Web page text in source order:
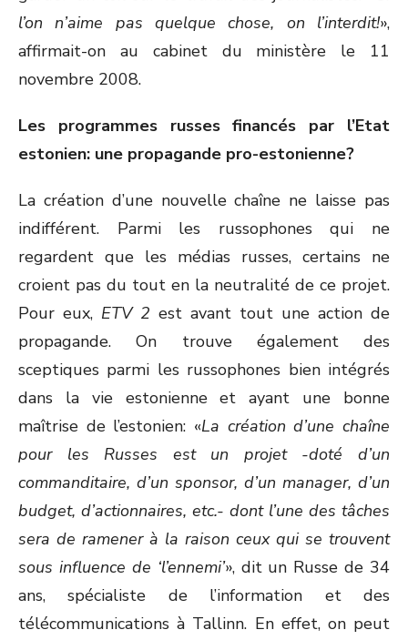
l’on n’aime pas quelque chose, on l’interdit!»,
affirmait-on au cabinet du ministère le 11
novembre 2008.
Les programmes russes financés par l’Etat
estonien: une propagande pro-estonienne?
La création d’une nouvelle chaîne ne laisse pas
indifférent. Parmi les russophones qui ne
regardent que les médias russes, certains ne
croient pas du tout en la neutralité de ce projet.
Pour eux, ETV 2 est avant tout une action de
propagande. On trouve également des
sceptiques parmi les russophones bien intégrés
dans la vie estonienne et ayant une bonne
maîtrise de l’estonien: «La création d’une chaîne
pour les Russes est un projet -doté d’un
commanditaire, d’un sponsor, d’un manager, d’un
budget, d’actionnaires, etc.- dont l’une des tâches
sera de ramener à la raison ceux qui se trouvent
sous influence de ‘l’ennemi’», dit un Russe de 34
ans, spécialiste de l’information et des
télécommunications à Tallinn. En effet, on peut